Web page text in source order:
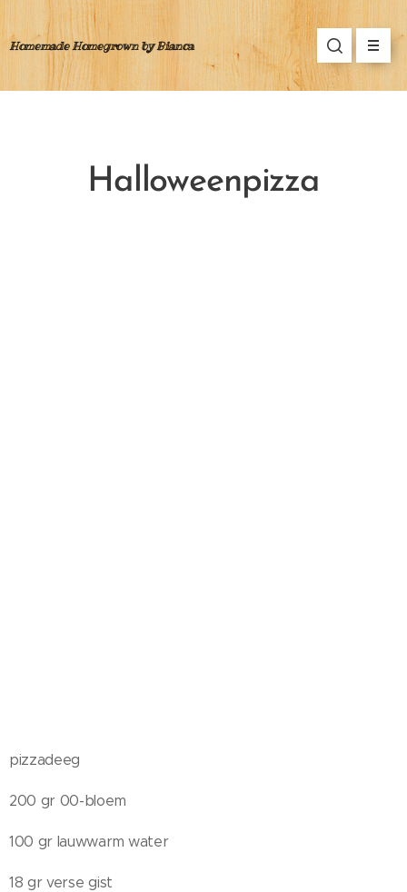
Homemade Homegrown by Bianca
Halloweenpizza
pizzadeeg
200 gr 00-bloem
100 gr lauwwarm water
18 gr verse gist